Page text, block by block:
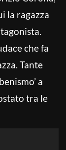
la ragazza
che fa
Tante
a
tra le